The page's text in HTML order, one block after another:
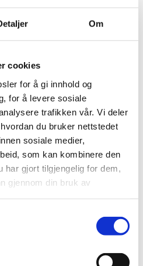
Om
cookies
for å gi innhold og
for å levere sosiale
trafikken vår. Vi deler
du bruker nettstedet
sosiale medier,
som kan kombinere den
har gjort tilgjengelig for dem,
gjennom din bruk av
lakkert 1,5 mm stålkapsling
rustfri 1,5 mm stålkapsling
rustfri 1,5 mm stålkapsling
rustfri 1,5 mm stålkapsling